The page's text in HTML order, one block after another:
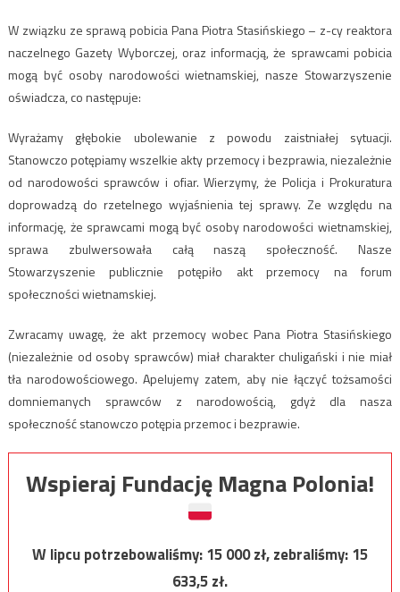
W związku ze sprawą pobicia Pana Piotra Stasińskiego – z-cy reaktora
naczelnego Gazety Wyborczej, oraz informacją, że sprawcami pobicia
mogą być osoby narodowości wietnamskiej, nasze Stowarzyszenie
oświadcza, co następuje:
Wyrażamy głębokie ubolewanie z powodu zaistniałej sytuacji.
Stanowczo potępiamy wszelkie akty przemocy i bezprawia, niezależnie
od narodowości sprawców i ofiar. Wierzymy, że Policja i Prokuratura
doprowadzą do rzetelnego wyjaśnienia tej sprawy. Ze względu na
informację, że sprawcami mogą być osoby narodowości wietnamskiej,
sprawa zbulwersowała całą naszą społeczność. Nasze
Stowarzyszenie publicznie potępiło akt przemocy na forum
społeczności wietnamskiej.
Zwracamy uwagę, że akt przemocy wobec Pana Piotra Stasińskiego
(niezależnie od osoby sprawców) miał charakter chuligański i nie miał
tła narodowościowego. Apelujemy zatem, aby nie łączyć tożsamości
domniemanych sprawców z narodowością, gdyż dla nasza
społeczność stanowczo potępia przemoc i bezprawie.
Wspieraj Fundację Magna Polonia!
W lipcu potrzebowaliśmy:15 000zł, zebraliśmy:15
633,5zł.